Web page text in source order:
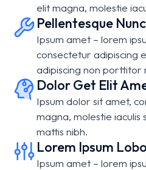
elit magna, molestie
Pellentesque
Ipsum amet – lorem
consectetur adipiscing
adipiscing non porttitor
Dolor Get Elit
Ipsum dolor sit amet,
magna, molestie
mattis nibh.
Lorem Ipsum
Ipsum amet – lorem